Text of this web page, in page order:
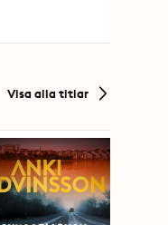
Visa alla titlar